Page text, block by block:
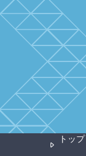
トップ